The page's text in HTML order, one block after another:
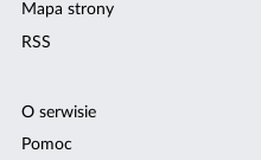
Mapa strony
RSS
O serwisie
Pomoc